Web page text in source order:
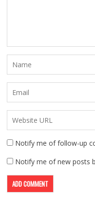
Notify me of follow-up
Notify me of new posts